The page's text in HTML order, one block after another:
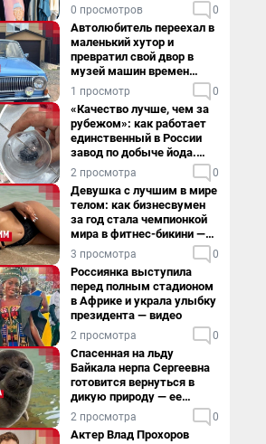
0 просмотров 0
Автолюбитель переехал в
маленький хутор и
превратил свой двор в
музей машин времен
СССР. Видео
1 просмотр 0
«Качество лучше, чем за
рубежом»: как работает
единственный в России
завод по добыче йода.
Видео
2 просмотра 0
Девушка с лучшим в мире
телом: как бизнесвумен
за год стала чемпионкой
мира в фитнес-бикини —
видео
3 просмотра 0
Россиянка выступила
перед полным стадионом
в Африке и украла улыбку
президента — видео
2 просмотра 0
Спасенная на льду
Байкала нерпа Сергеевна
готовится вернуться в
дикую природу — ее
видеоистория
2 просмотра 0
Актер Влад Прохоров